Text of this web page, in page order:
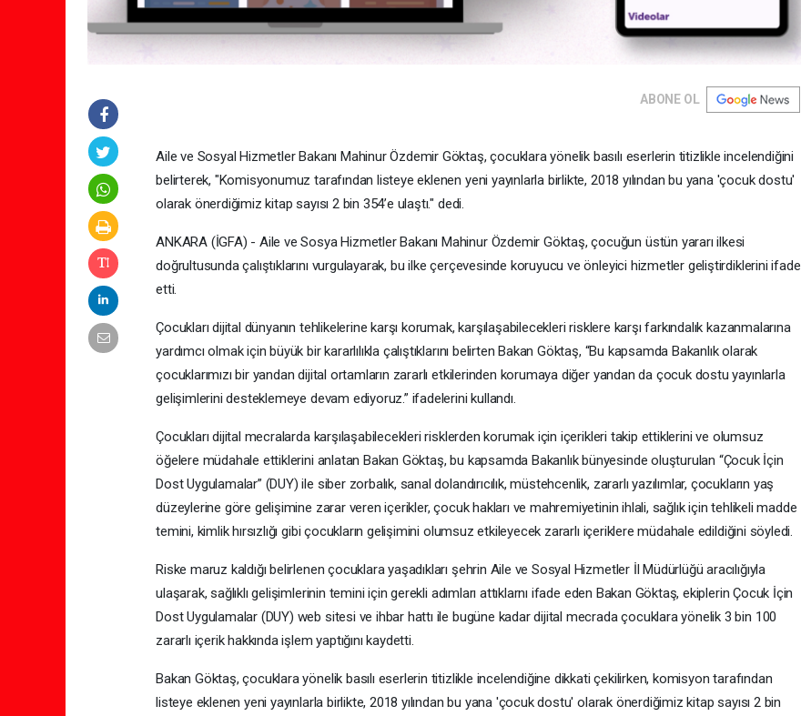
ABONE OL
Aile ve Sosyal Hizmetler Bakanı Mahinur Özdemir Göktaş, çocuklara yönelik basılı eserlerin titizlikle incelendiğini
belirterek, "Komisyonumuz tarafından listeye eklenen yeni yayınlarla birlikte, 2018 yılından bu yana 'çocuk dostu'
olarak önerdiğimiz kitap sayısı 2 bin 354’e ulaştı." dedi.
ANKARA (İGFA) - Aile ve Sosya Hizmetler Bakanı Mahinur Özdemir Göktaş, çocuğun üstün yararı ilkesi
doğrultusunda çalıştıklarını vurgulayarak, bu ilke çerçevesinde koruyucu ve önleyici hizmetler geliştirdiklerini ifade
etti.
Çocukları dijital dünyanın tehlikelerine karşı korumak, karşılaşabilecekleri risklere karşı farkındalık kazanmalarına
yardımcı olmak için büyük bir kararlılıkla çalıştıklarını belirten Bakan Göktaş, “Bu kapsamda Bakanlık olarak
çocuklarımızı bir yandan dijital ortamların zararlı etkilerinden korumaya diğer yandan da çocuk dostu yayınlarla
gelişimlerini desteklemeye devam ediyoruz.” ifadelerini kullandı.
Çocukları dijital mecralarda karşılaşabilecekleri risklerden korumak için içerikleri takip ettiklerini ve olumsuz
öğelere müdahale ettiklerini anlatan Bakan Göktaş, bu kapsamda Bakanlık bünyesinde oluşturulan “Çocuk İçin
Dost Uygulamalar” (DUY) ile siber zorbalık, sanal dolandırıcılık, müstehcenlik, zararlı yazılımlar, çocukların yaş
düzeylerine göre gelişimine zarar veren içerikler, çocuk hakları ve mahremiyetinin ihlali, sağlık için tehlikeli madde
temini, kimlik hırsızlığı gibi çocukların gelişimini olumsuz etkileyecek zararlı içeriklere müdahale edildiğini söyledi.
Riske maruz kaldığı belirlenen çocuklara yaşadıkları şehrin Aile ve Sosyal Hizmetler İl Müdürlüğü aracılığıyla
ulaşarak, sağlıklı gelişimlerinin temini için gerekli adımları attıklarnı ifade eden Bakan Göktaş, ekiplerin Çocuk İçin
Dost Uygulamalar (DUY) web sitesi ve ihbar hattı ile bugüne kadar dijital mecrada çocuklara yönelik 3 bin 100
zararlı içerik hakkında işlem yaptığını kaydetti.
Bakan Göktaş, çocuklara yönelik basılı eserlerin titizlikle incelendiğine dikkati çekilirken, komisyon tarafından
listeye eklenen yeni yayınlarla birlikte, 2018 yılından bu yana 'çocuk dostu' olarak önerdiğimiz kitap sayısı 2 bin